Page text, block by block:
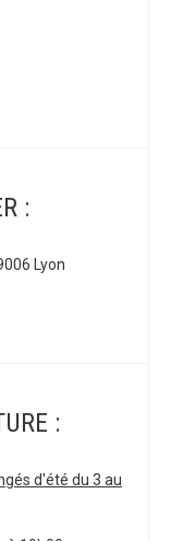
:
Lyon
:
d'été du 3 au